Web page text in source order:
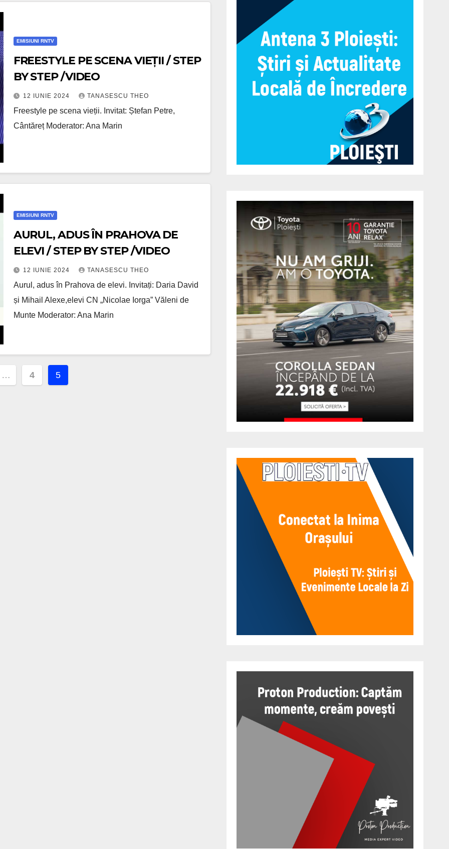
EMISIUNI RNTV
FREESTYLE PE SCENA VIEȚII / STEP
BY STEP /VIDEO
12 IUNIE 2024 TANASESCU THEO
Freestyle pe scena vieții. Invitat: Ștefan Petre,
Cântăreț Moderator: Ana Marin
EMISIUNI RNTV
AURUL, ADUS ÎN PRAHOVA DE
ELEVI / STEP BY STEP /VIDEO
12 IUNIE 2024 TANASESCU THEO
Aurul, adus în Prahova de elevi. Invitați: Daria David
și Mihail Alexe,elevi CN „Nicolae Iorga” Văleni de
Munte Moderator: Ana Marin
… 4 5